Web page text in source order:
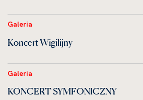
Galeria
Koncert Wigilijny
Galeria
KONCERT SYMFONICZNY